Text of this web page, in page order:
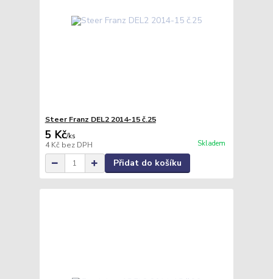
Steer Franz DEL2 2014-15 č.25
5 Kč/ks
4 Kč bez DPH Skladem
Přidat do košíku